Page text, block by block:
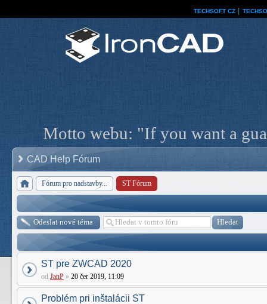
TECHSOFT CZ
Motto webu: "If you want a
CAD Help Fórum
Fórum pro nadstavby... ST Fórum
Odeslat nové téma
ST pre ZWCAD 2020
od JanP » 20 čer 2019, 11:09
Problém pri inštalácii ST